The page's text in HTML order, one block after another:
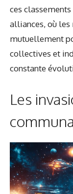
ces
alliances, où
mutuellement
collectives et
constante
Les